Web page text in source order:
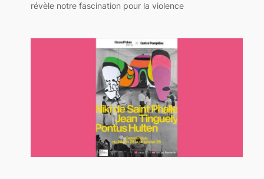
révèle notre fascination pour la violence